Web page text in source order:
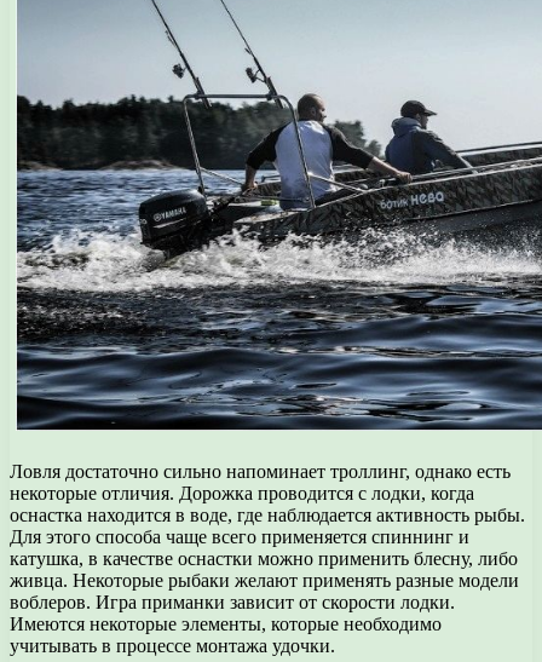
Ловля достаточно сильно напоминает троллинг, однако есть
некоторые отличия. Дорожка проводится с лодки, когда
оснастка находится в воде, где наблюдается активность рыбы.
Для этого способа чаще всего применяется спиннинг и
катушка, в качестве оснастки можно применить блесну, либо
живца. Некоторые рыбаки желают применять разные модели
воблеров. Игра приманки зависит от скорости лодки.
Имеются некоторые элементы, которые необходимо
учитывать в процессе монтажа удочки.